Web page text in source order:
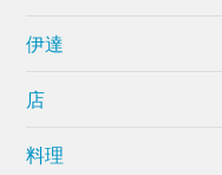
伊達
店
料理